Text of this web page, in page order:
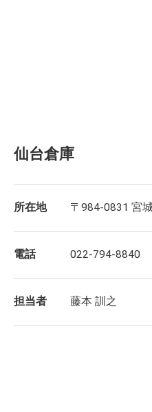
仙台倉庫
所在地 〒984-0831 宮
電話 022-794-8840
担当者 藤本 訓之